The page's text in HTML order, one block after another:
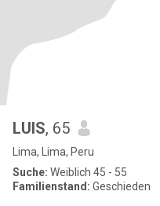
LUIS, 65
Lima, Lima, Peru
Suche: Weiblich 45 - 55
Familienstand: Geschieden